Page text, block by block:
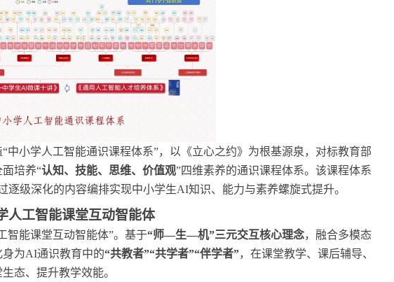
“中小学人工智能通识课程体系”，以《立心之约》为根基源泉，对标教育部
培养“认知、技能、思维、价值观”四维素养的通识课程体系。该课程体系
逐级深化的内容编排实现中小学生AI知识、能力与素养螺旋式提升。
人工智能课堂互动智能体
智能课堂互动智能体”。基于“师—生—机”三元交互核心理念，融合多模态
为AI通识教育中的“共教者”“共学者”“伴学者”，在课堂教学、课后辅导、
态、提升教学效能。